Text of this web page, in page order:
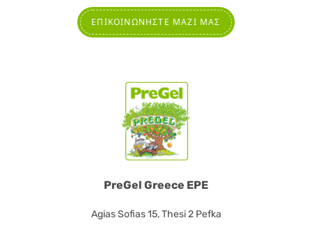
PreGel Greece EPE
Agias Sofias 15, Thesi 2 Pefka
ΕΠΙΚΟΙΝΩΝΉΣΤΕ ΜΑΖΊ ΜΑΣ